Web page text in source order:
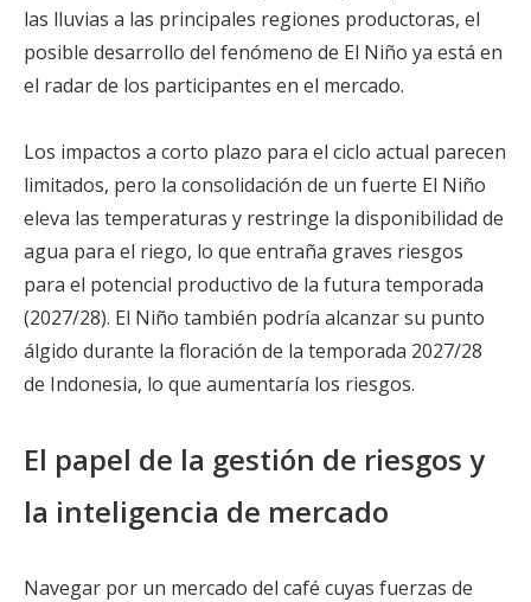
las lluvias a las principales regiones productoras, el
posible desarrollo del fenómeno de El Niño ya está en
el radar de los participantes en el mercado.
Los impactos a corto plazo para el ciclo actual parecen
limitados, pero la consolidación de un fuerte El Niño
eleva las temperaturas y restringe la disponibilidad de
agua para el riego, lo que entraña graves riesgos
para el potencial productivo de la futura temporada
(2027/28). El Niño también podría alcanzar su punto
álgido durante la floración de la temporada 2027/28
de Indonesia, lo que aumentaría los riesgos.
El papel de la gestión de riesgos y
la inteligencia de mercado
Navegar por un mercado del café cuyas fuerzas de